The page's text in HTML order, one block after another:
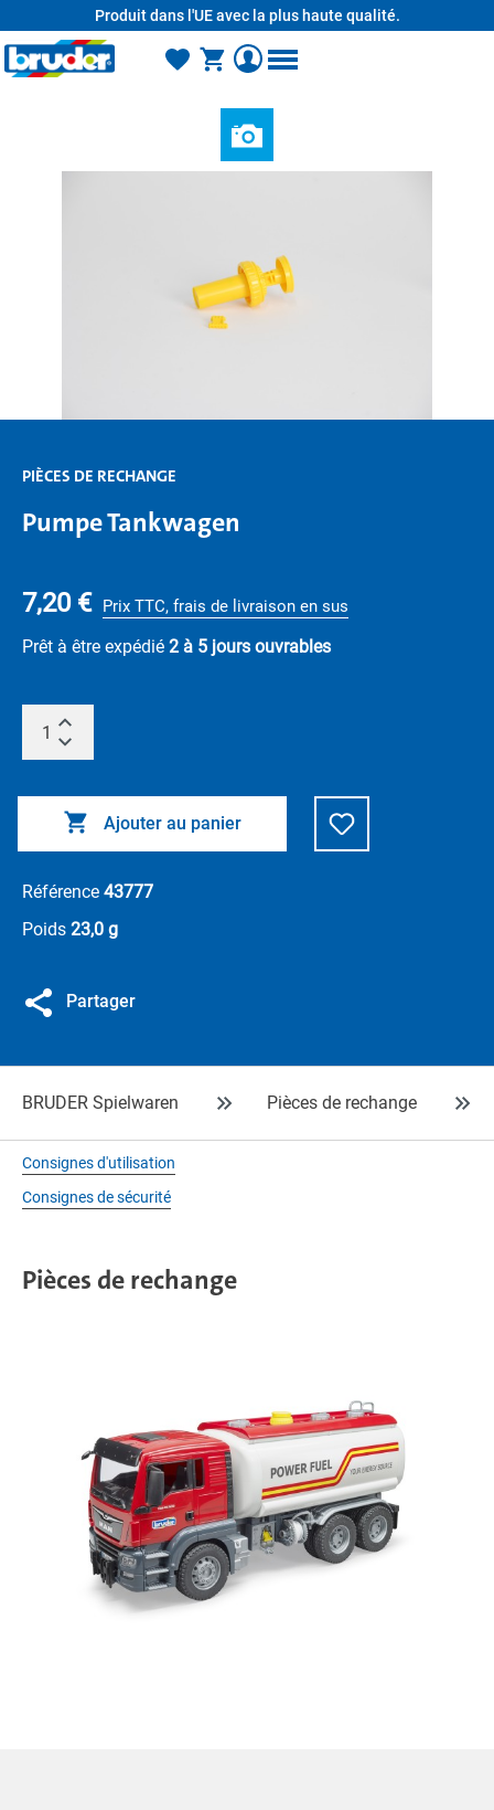
Produit dans l'UE avec la plus haute qualité.
PIÈCES DE RECHANGE
Pumpe Tankwagen
7,20 € Prix TTC, frais de livraison en sus
Prêt à être expédié 2 à 5 jours ouvrables
Ajouter au panier
Référence 43777
Poids 23,0 g
Partager
BRUDER Spielwaren Pièces de rechange
Consignes d'utilisation
Consignes de sécurité
Pièces de rechange